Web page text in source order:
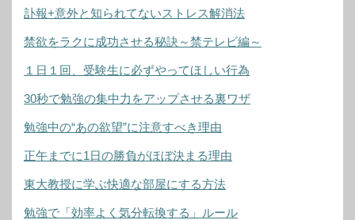
訃報+意外と知られてないストレス解消法
禁欲をラクに成功させる秘訣～禁テレビ編～
１日１回、受験生に必ずやってほしい行為
30秒で勉強の集中力をアップさせる裏ワザ
勉強中の“あの欲望”に注意すべき理由
正午までに1日の勝負がほぼ決まる理由
東大教授に学ぶ快適な部屋にする方法
勉強で「効率よく気分転換する」ルール